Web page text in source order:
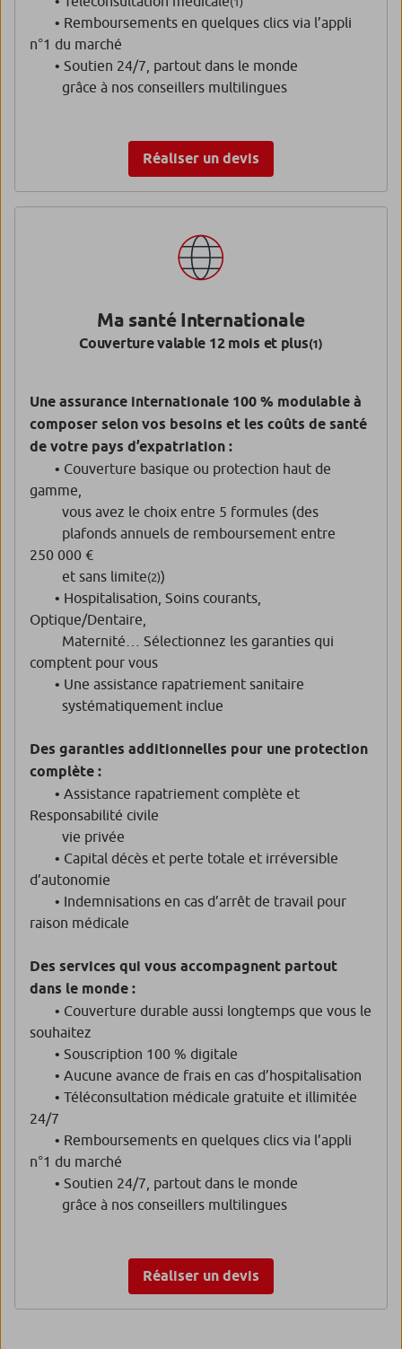
• Remboursements en quelques clics via l’appli
n°1 du marché
• Soutien 24/7, partout dans le monde
grâce à nos conseillers multilingues
Réaliser un devis
Ma santé Internationale
Couverture valable 12 mois et plus(1)
Une assurance internationale 100 % modulable à
composer selon vos besoins et les coûts de santé
de votre pays d’expatriation :
• Couverture basique ou protection haut de
gamme,
vous avez le choix entre 5 formules (des
plafonds annuels de remboursement entre
250 000 €
et sans limite(2))
• Hospitalisation, Soins courants,
Optique/Dentaire,
Maternité… Sélectionnez les garanties qui
comptent pour vous
• Une assistance rapatriement sanitaire
systématiquement inclue
Des garanties additionnelles pour une protection
complète :
• Assistance rapatriement complète et
Responsabilité civile
vie privée
• Capital décès et perte totale et irréversible
d’autonomie
• Indemnisations en cas d’arrêt de travail pour
raison médicale
Des services qui vous accompagnent partout
dans le monde :
• Couverture durable aussi longtemps que vous le
souhaitez
• Souscription 100 % digitale
• Aucune avance de frais en cas d’hospitalisation
• Téléconsultation médicale gratuite et illimitée
24/7
• Remboursements en quelques clics via l’appli
n°1 du marché
• Soutien 24/7, partout dans le monde
grâce à nos conseillers multilingues
Réaliser un devis